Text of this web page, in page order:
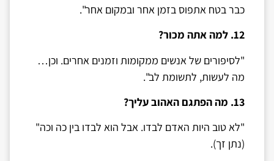
כבר בטח אתפוס בזמן אחר ובמקום אחר".
12. למה אתה מכור?
"לסיפורים של אנשים ממקומות וזמנים אחרים. וכן…
מה לעשות, לתשומת לב".
13. מה הפתגם האהוב עליך?
"לא טוב היות האדם לבדו. אבל הוא לבדו בין כה וכה"
(נתן זך).